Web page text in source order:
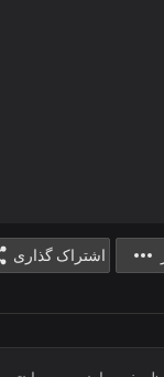
اشتراک گذاری